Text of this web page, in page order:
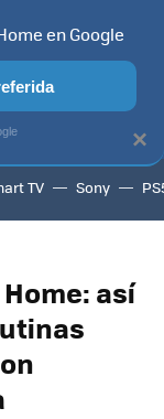
SELECCIÓN
TV Sony
así
×
en Google